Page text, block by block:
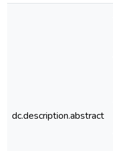
dc.description.abstract